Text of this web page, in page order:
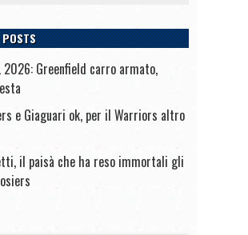
POSTS
2026: Greenfield carro armato,
e Giaguari ok, per il Warriors altro
il paisà che ha reso immortali gli